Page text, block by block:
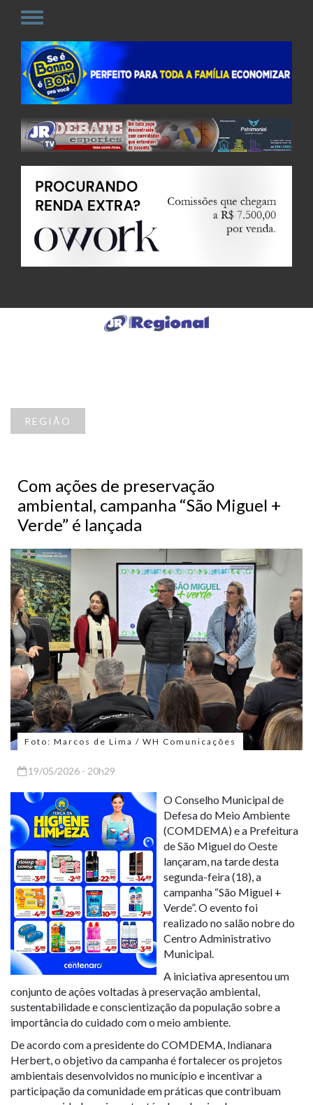
REGIÃO
Com ações de preservação
ambiental, campanha “São Miguel +
Verde” é lançada
Foto: Marcos de Lima / WH Comunicações
19/05/2026 - 20h29
O Conselho Municipal de
Defesa do Meio Ambiente
(COMDEMA) e a Prefeitura
de São Miguel do Oeste
lançaram, na tarde desta
segunda-feira (18), a
campanha “São Miguel +
Verde”. O evento foi
realizado no salão nobre do
Centro Administrativo
Municipal.
A iniciativa apresentou um
conjunto de ações voltadas à preservação ambiental,
sustentabilidade e conscientização da população sobre a
importância do cuidado com o meio ambiente.
De acordo com a presidente do COMDEMA, Indianara
Herbert, o objetivo da campanha é fortalecer os projetos
ambientais desenvolvidos no município e incentivar a
participação da comunidade em práticas que contribuam